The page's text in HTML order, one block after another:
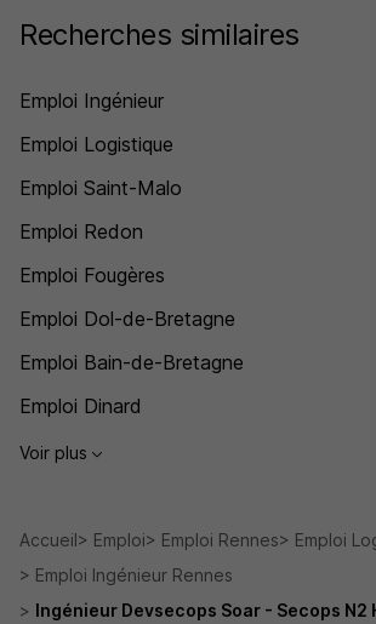
Recherches similaires
Emploi Ingénieur
Emploi Logistique
Emploi Saint-Malo
Emploi Redon
Emploi Fougères
Emploi Dol-de-Bretagne
Emploi Bain-de-Bretagne
Emploi Dinard
Voir plus
Accueil Emploi Emploi Rennes
Emploi
Emploi Ingénieur Rennes
Ingénieur Devsecops Soar - Secops N2